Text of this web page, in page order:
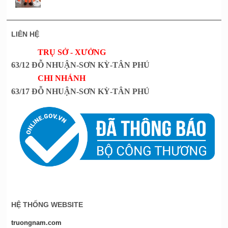
LIÊN HỆ
TRỤ SỞ - XƯỞNG
63/12 ĐỖ NHUẬN-SƠN KỲ-TÂN PHÚ
CHI NHÁNH
63/17 ĐỖ NHUẬN-SƠN KỲ-TÂN PHÚ
HỆ THỐNG WEBSITE
truongnam.com